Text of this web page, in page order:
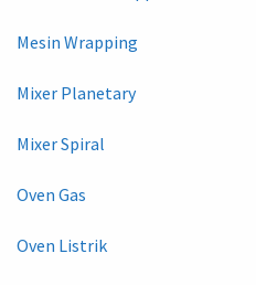
Mesin Wrapping
Mixer Planetary
Mixer Spiral
Oven Gas
Oven Listrik